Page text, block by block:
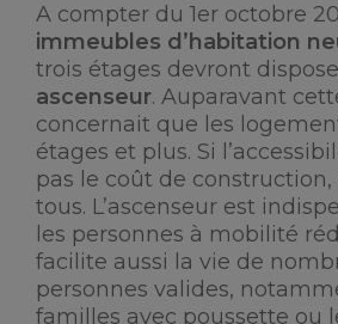
A compter du 1er octobre
immeubles d’habitation
trois étages devront
ascenseur. Auparavant
concernait que les
étages et plus. Si
pas le coût de
tous. L’ascenseur est
les personnes à mobilité
facilite aussi la vie de
personnes valides,
familles avec poussette ou